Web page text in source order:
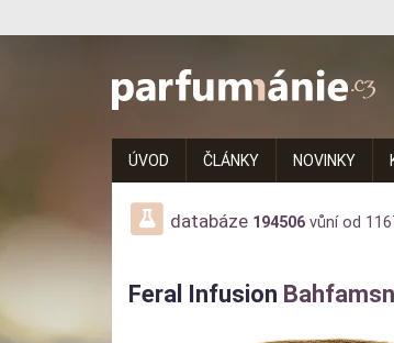
vůních,
parfémech
a
ÚVOD ČLÁNKY NOVINKY
databáze 194506 vůní od
Feral Infusion